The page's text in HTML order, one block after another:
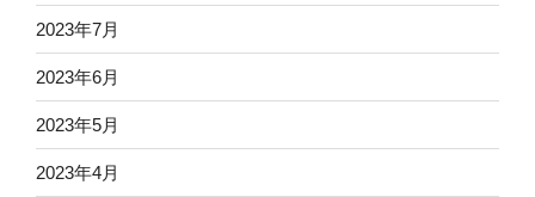
2023年7月
2023年6月
2023年5月
2023年4月